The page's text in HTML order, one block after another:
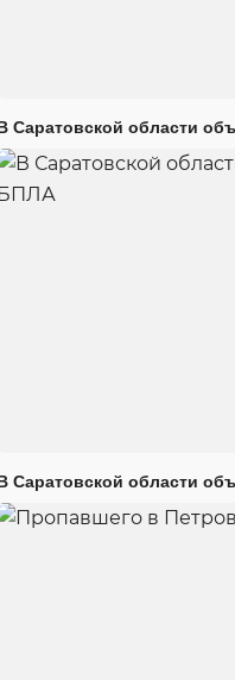
Саратовской области
Саратовской области